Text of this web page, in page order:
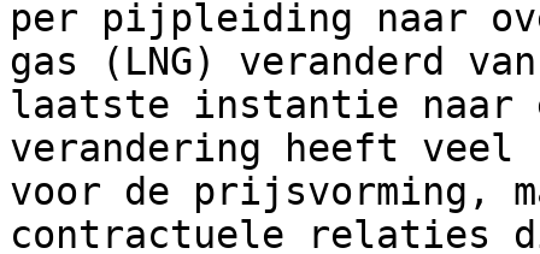
per pijpleiding naar
gas (LNG) veranderd
laatste instantie naar
verandering heeft
voor de prijsvorming,
contractuele relaties